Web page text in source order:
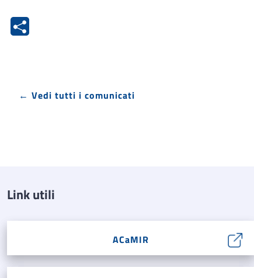
← Vedi tutti i comunicati
Link utili
ACaMIR